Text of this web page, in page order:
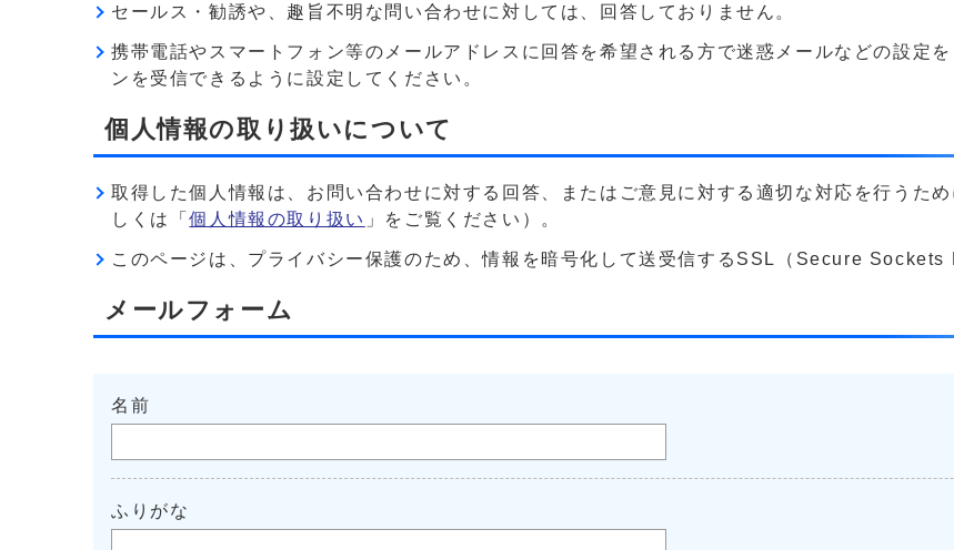
セールス・勧誘や、趣旨不明な問い合わせに対しては、回答しておりません。
携帯電話やスマートフォン等のメールアドレスに回答を希望される方で迷惑メールなどの設定
ンを受信できるように設定してください。
個人情報の取り扱いについて
取得した個人情報は、お問い合わせに対する回答、またはご意見に対する適切な対応を行うた
しくは「個人情報の取り扱い 」をご覧ください）。
このページは、プライバシー保護のため、情報を暗号化して送受信するSSL（Secure Sockets
メールフォーム
名前
ふりがな